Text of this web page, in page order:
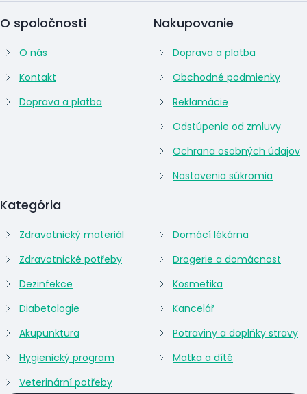
O spoločnosti
O nás
Kontakt
Doprava a platba
Kategória
Zdravotnický materiál
Zdravotnické potřeby
Dezinfekce
Diabetologie
Akupunktura
Hygienický program
Veterinární potřeby
Domácí lékárna
Drogerie a domácnost
Kosmetika
Kancelář
Potraviny a doplňky stravy
Matka a dítě
Nakupovanie
Doprava a platba
Obchodné podmienky
Reklamácie
Odstúpenie od zmluvy
Ochrana osobných údajov
Nastavenia súkromia